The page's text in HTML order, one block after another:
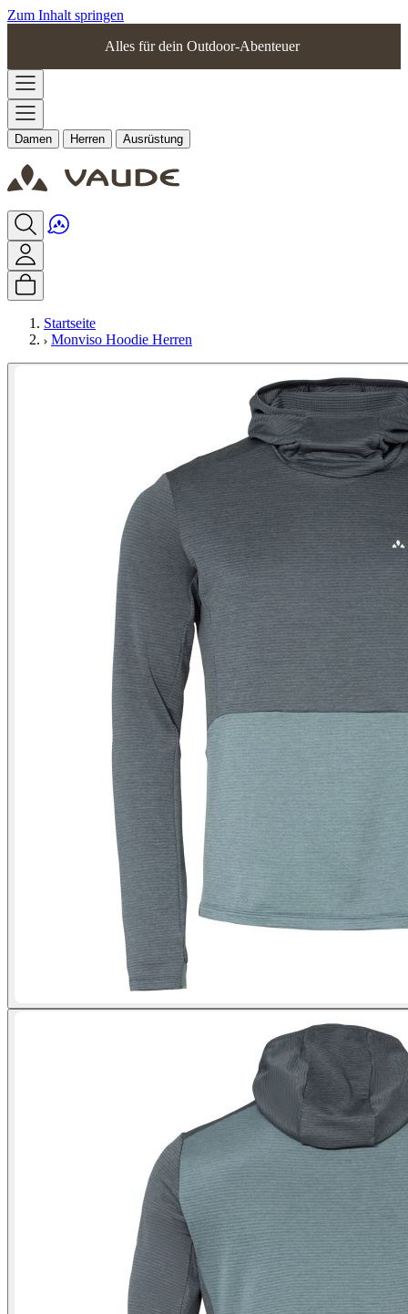
Zum Inhalt springen
Alles für dein Outdoor-Abenteuer
Damen Herren Ausrüstung
Startseite
Monviso Hoodie Herren